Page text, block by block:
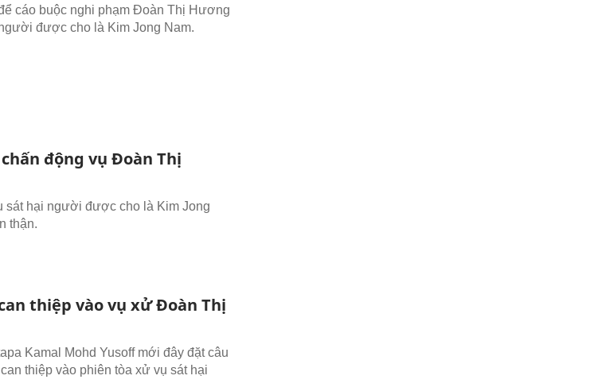
cáo buộc nghi phạm Đoàn Thị Hương
được cho là Kim Jong Nam.
động vụ Đoàn Thị
sát hại người được cho là Kim Jong
thận.
thiệp vào vụ xử Đoàn Thị
Kamal Mohd Yusoff mới đây đặt câu
thiệp vào phiên tòa xử vụ sát hại